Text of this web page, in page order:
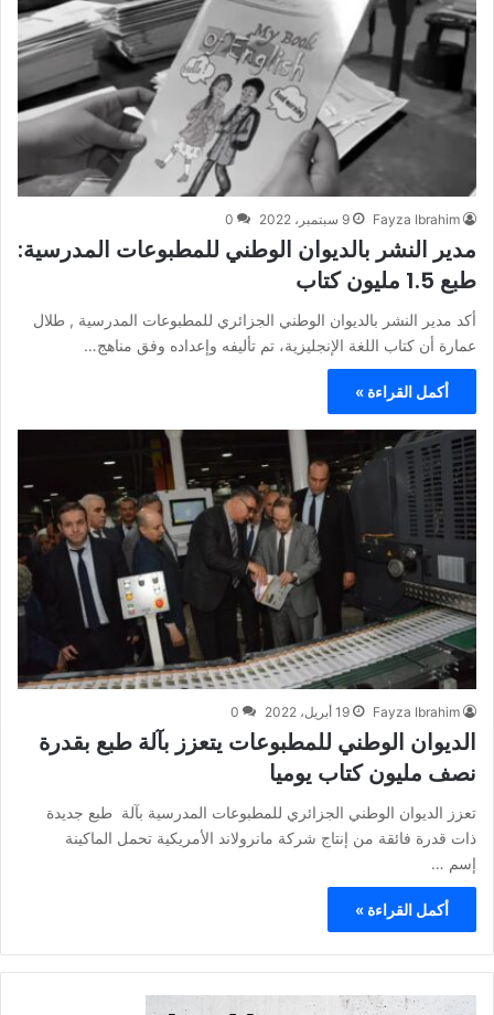
Fayza Ibrahim 9 سبتمبر، 2022 0
مدير النشر بالديوان الوطني للمطبوعات المدرسية:
طبع 1.5 مليون كتاب
أكد مدير النشر بالديوان الوطني الجزائري للمطبوعات المدرسية , طلال
عمارة أن كتاب اللغة الإنجليزية، تم تأليفه وإعداده وفق مناهج…
أكمل القراءة »
Fayza Ibrahim 19 أبريل، 2022 0
الديوان الوطني للمطبوعات يتعزز بآلة طبع بقدرة
نصف مليون كتاب يوميا
تعزز الديوان الوطني الجزائري للمطبوعات المدرسية بآلة طبع جديدة
ذات قدرة فائقة من إنتاج شركة مانرولاند الأمريكية تحمل الماكينة
إسم …
أكمل القراءة »